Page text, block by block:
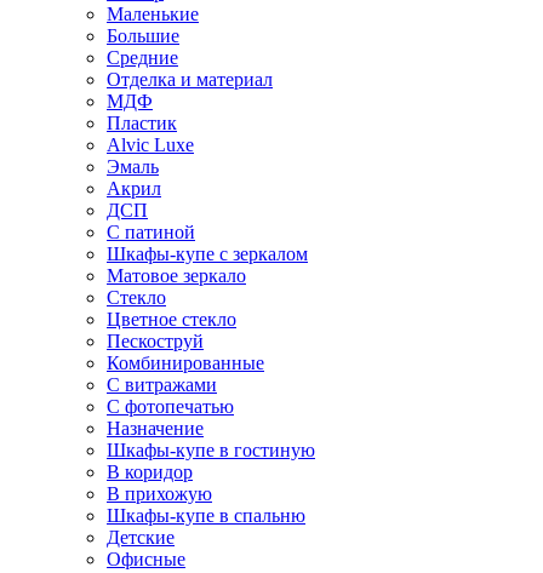
Маленькие
Большие
Средние
Отделка и материал
МДФ
Пластик
Alvic Luxe
Эмаль
Акрил
ДСП
С патиной
Шкафы-купе с зеркалом
Матовое зеркало
Стекло
Цветное стекло
Пескоструй
Комбинированные
С витражами
С фотопечатью
Назначение
Шкафы-купе в гостиную
В коридор
В прихожую
Шкафы-купе в спальню
Детские
Офисные